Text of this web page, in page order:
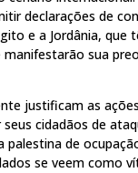
declarações de
e a Jordânia, que
sua
justificam as
cidadãos de
de
se veem como